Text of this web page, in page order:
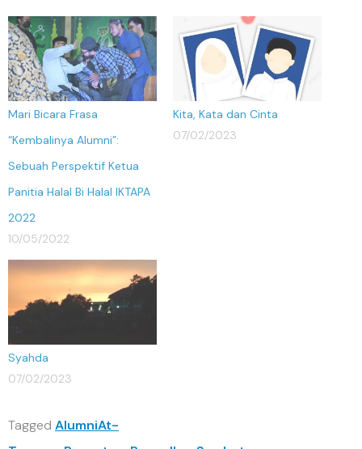
Mari Bicara Frasa
“Kembalinya Alumni”:
Sebuah Perspektif Ketua
Panitia Halal Bi Halal IKTAPA
2022
10/05/2022
Kita, Kata dan Cinta
07/02/2023
Syahda
07/02/2023
Tagged AlumniAt-